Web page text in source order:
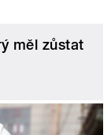
měl zůstat